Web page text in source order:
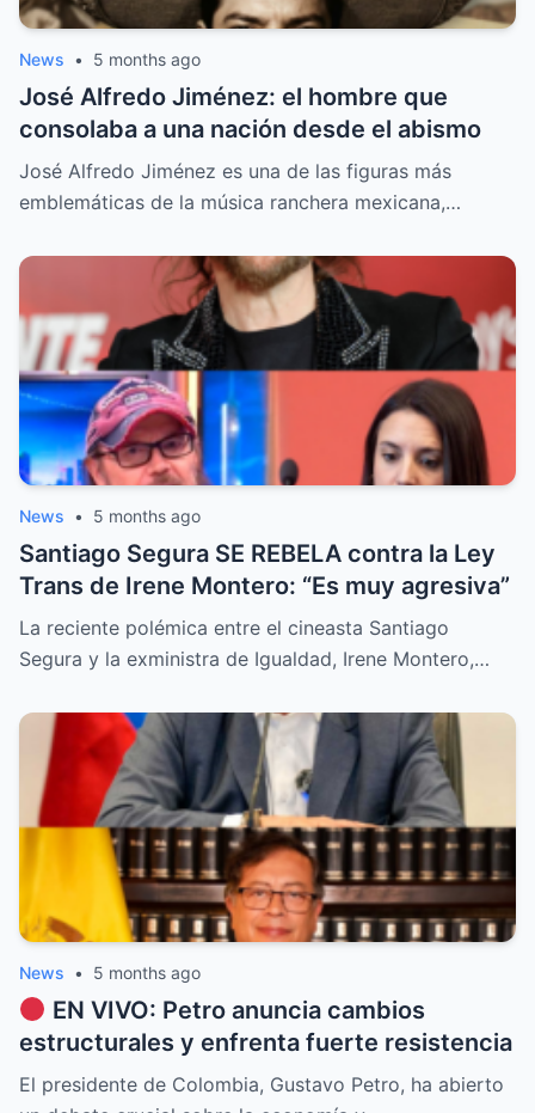
News • 5 months ago
José Alfredo Jiménez: el hombre que
consolaba a una nación desde el abismo
José Alfredo Jiménez es una de las figuras más
emblemáticas de la música ranchera mexicana,…
News • 5 months ago
Santiago Segura SE REBELA contra la Ley
Trans de Irene Montero: “Es muy agresiva”
La reciente polémica entre el cineasta Santiago
Segura y la exministra de Igualdad, Irene Montero,…
News • 5 months ago
EN VIVO: Petro anuncia cambios
estructurales y enfrenta fuerte resistencia
El presidente de Colombia, Gustavo Petro, ha abierto